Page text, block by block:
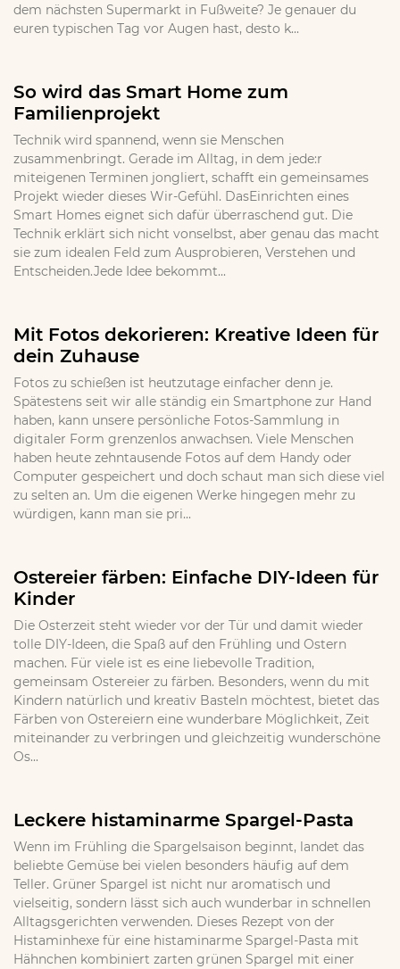
dem nächsten Supermarkt in Fußweite? Je genauer du
euren typischen Tag vor Augen hast, desto k...
So wird das Smart Home zum
Familienprojekt
Technik wird spannend, wenn sie Menschen
zusammenbringt. Gerade im Alltag, in dem jede:r
miteigenen Terminen jongliert, schafft ein gemeinsames
Projekt wieder dieses Wir-Gefühl. DasEinrichten eines
Smart Homes eignet sich dafür überraschend gut. Die
Technik erklärt sich nicht vonselbst, aber genau das macht
sie zum idealen Feld zum Ausprobieren, Verstehen und
Entscheiden.Jede Idee bekommt...
Mit Fotos dekorieren: Kreative Ideen für
dein Zuhause
Fotos zu schießen ist heutzutage einfacher denn je.
Spätestens seit wir alle ständig ein Smartphone zur Hand
haben, kann unsere persönliche Fotos-Sammlung in
digitaler Form grenzenlos anwachsen. Viele Menschen
haben heute zehntausende Fotos auf dem Handy oder
Computer gespeichert und doch schaut man sich diese viel
zu selten an. Um die eigenen Werke hingegen mehr zu
würdigen, kann man sie pri...
Ostereier färben: Einfache DIY-Ideen für
Kinder
Die Osterzeit steht wieder vor der Tür und damit wieder
tolle DIY-Ideen, die Spaß auf den Frühling und Ostern
machen. Für viele ist es eine liebevolle Tradition,
gemeinsam Ostereier zu färben. Besonders, wenn du mit
Kindern natürlich und kreativ Basteln möchtest, bietet das
Färben von Ostereiern eine wunderbare Möglichkeit, Zeit
miteinander zu verbringen und gleichzeitig wunderschöne
Os...
Leckere histaminarme Spargel-Pasta
Wenn im Frühling die Spargelsaison beginnt, landet das
beliebte Gemüse bei vielen besonders häufig auf dem
Teller. Grüner Spargel ist nicht nur aromatisch und
vielseitig, sondern lässt sich auch wunderbar in schnellen
Alltagsgerichten verwenden. Dieses Rezept von der
Histaminhexe für eine histaminarme Spargel-Pasta mit
Hähnchen kombiniert zarten grünen Spargel mit einer